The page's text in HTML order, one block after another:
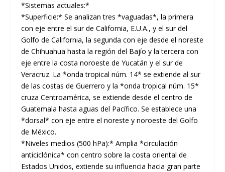
*Sistemas actuales:*
*Superficie:* Se analizan tres *vaguadas*, la primera
con eje entre el sur de California, E.U.A., y el sur del
Golfo de California, la segunda con eje desde el noreste
de Chihuahua hasta la región del Bajío y la tercera con
eje entre la costa noroeste de Yucatán y el sur de
Veracruz. La *onda tropical núm. 14* se extiende al sur
de las costas de Guerrero y la *onda tropical núm. 15*
cruza Centroamérica, se extiende desde el centro de
Guatemala hasta aguas del Pacífico. Se establece una
*dorsal* con eje entre el noreste y noroeste del Golfo
de México.
*Niveles medios (500 hPa):* Amplia *circulación
anticiclónica* con centro sobre la costa oriental de
Estados Unidos, extiende su influencia hacia gran parte